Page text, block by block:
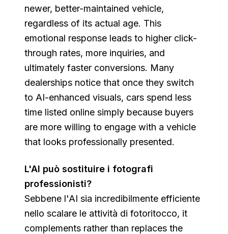
newer, better-maintained vehicle,
regardless of its actual age. This
emotional response leads to higher click-
through rates, more inquiries, and
ultimately faster conversions. Many
dealerships notice that once they switch
to AI-enhanced visuals, cars spend less
time listed online simply because buyers
are more willing to engage with a vehicle
that looks professionally presented.
L'AI può sostituire i fotografi
professionisti?
Sebbene l'AI sia incredibilmente efficiente
nello scalare le attività di fotoritocco, it
complements rather than replaces the